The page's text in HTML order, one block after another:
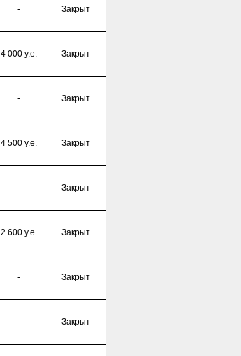
- Закрыт
4 000 y.e. Закрыт
- Закрыт
4 500 y.e. Закрыт
- Закрыт
2 600 y.e. Закрыт
- Закрыт
- Закрыт